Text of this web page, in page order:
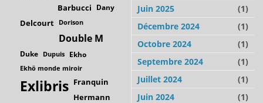
Barbucci Dany
Delcourt Dorison
Double M
Duke Dupuis Ekho
Ekhö monde miroir
Exlibris Franquin
Hermann
Juin 2025
(1)
Décembre 2024
(1)
Octobre 2024
(1)
Septembre 2024
(1)
Juillet 2024
(1)
Juin 2024
(1)